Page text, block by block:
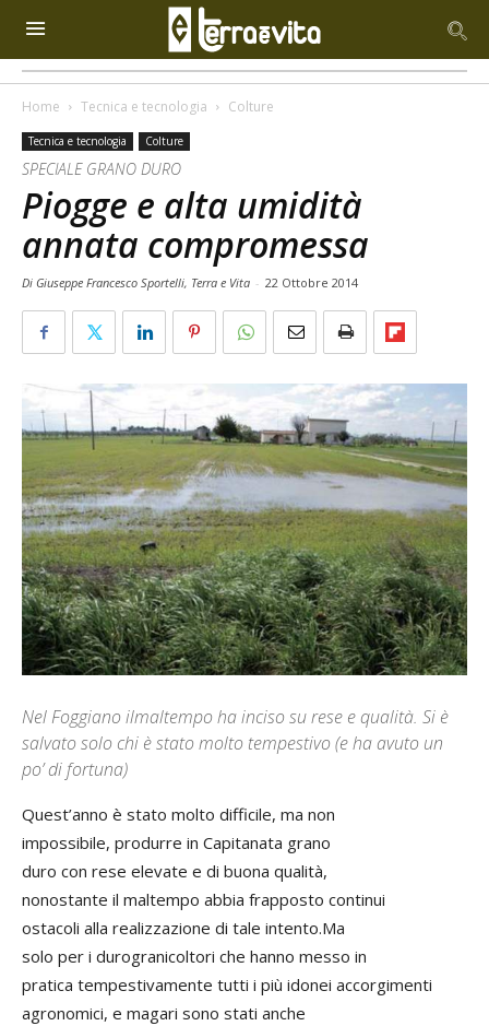
Home Tecnica e tecnologia Colture
Tecnica e tecnologia Colture
SPECIALE GRANO DURO
Piogge e alta umidità
annata compromessa
Di Giuseppe Francesco Sportelli, Terra e Vita - 22 Ottobre 2014
Nel Foggiano ilmaltempo ha inciso su rese e qualità. Si è
salvato solo chi è stato molto tempestivo (e ha avuto un
po’ di fortuna)
Quest’anno è stato molto difficile, ma non
impossibile, produrre in Capitanata grano
duro con rese elevate e di buona qualità,
nonostante il maltempo abbia frapposto continui
ostacoli alla realizzazione di tale intento.Ma
solo per i durogranicoltori che hanno messo in
pratica tempestivamente tutti i più idonei accorgimenti
agronomici, e magari sono stati anche